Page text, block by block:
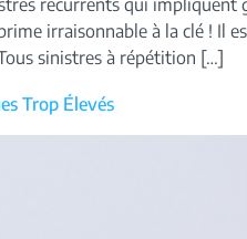
irraisonnable à la clé !
sinistres à répétition […]
Trop Élevés